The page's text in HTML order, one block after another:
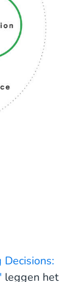
Decisions:
leggen het